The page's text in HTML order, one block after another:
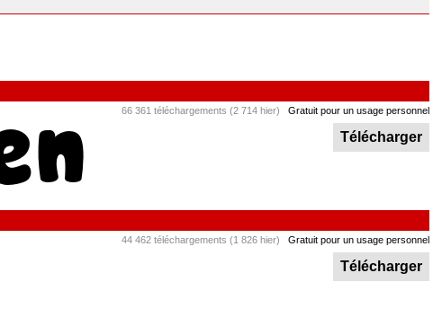
66 361 téléchargements (2 714 hier) Gratuit pour un usage personnel
Télécharger
44 462 téléchargements (1 826 hier) Gratuit pour un usage personnel
Télécharger